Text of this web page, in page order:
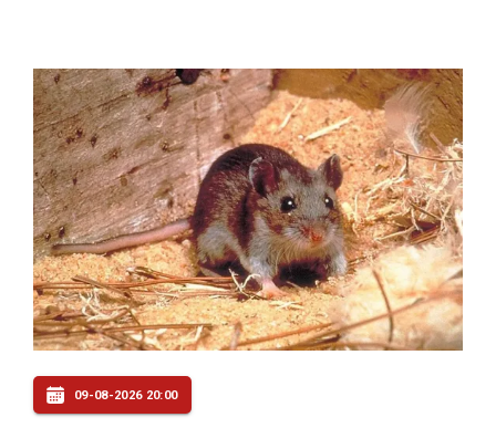
09-08-2026 20:00